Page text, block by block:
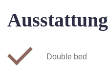
Ausstattung
Double bed